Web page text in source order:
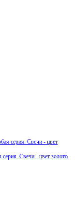
Свечи - цвет золото